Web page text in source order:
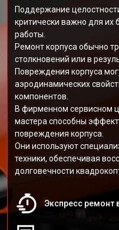
Поддержание
критически важно для их
работы.
Ремонт корпуса обычно
столкновений или в
Повреждения корпуса
аэродинамических
компонентов.
В фирменном сервисном
мастера способны
повреждения корпуса.
Они используют
техники, обеспечивая
долговечности
Экспресс ремонт